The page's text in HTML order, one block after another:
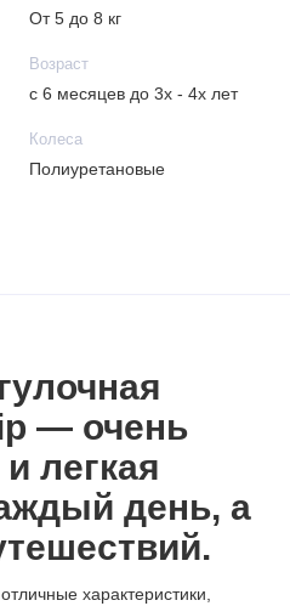
От 5 до 8 кг
Возраст
с 6 месяцев до 3х - 4х лет
Колеса
Полиуретановые
— очень
легкая
день, а
характеристики,